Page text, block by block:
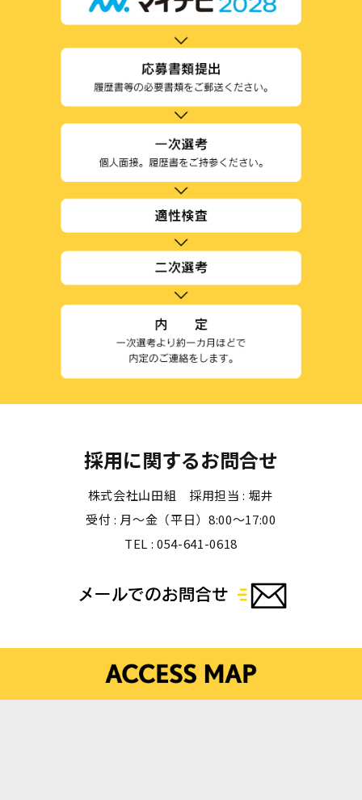
採用に関するお問合せ
株式会社山田組 採用担当 : 堀井
受付 : 月〜金（平日）8:00〜17:00
TEL : 054-641-0618